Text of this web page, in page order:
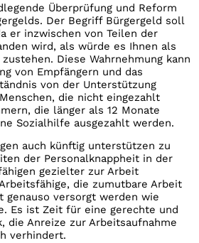
Überprüfung und Reform
Der Begriff Bürgergeld soll
er inzwischen von Teilen der
wird, als würde es Ihnen als
Diese Wahrnehmung kann
von Empfängern und das
von der Unterstützung
die nicht eingezahlt
die länger als 12 Monate
Sozialhilfe ausgezahlt werden.
auch künftig unterstützen zu
der Personalknappheit in der
gezielter zur Arbeit
die zumutbare Arbeit
genauso versorgt werden wie
Es ist Zeit für eine gerechte und
die Anreize zur Arbeitsaufnahme
verhindert.